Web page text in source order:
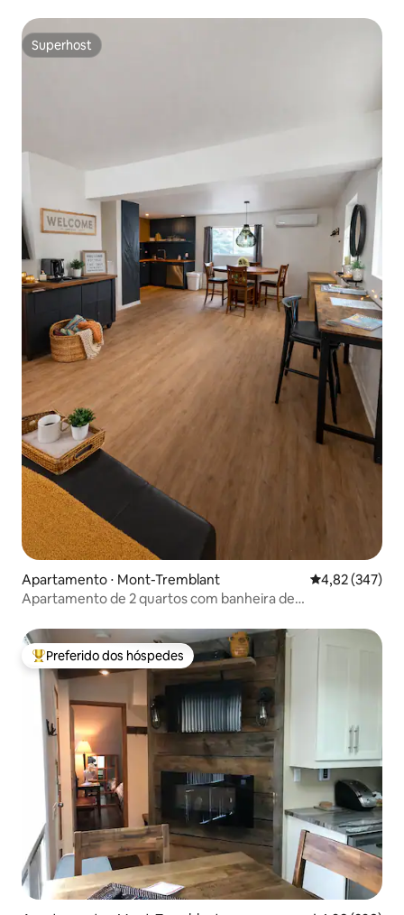
Superhost
Superhost
Apartamento ⋅ Mont-Tremblant 4,82 de uma
4,82 (347)
Apartamento de 2 quartos com banheira de
Entre os melhores preferidos dos hóspedes
Preferido dos hóspedes